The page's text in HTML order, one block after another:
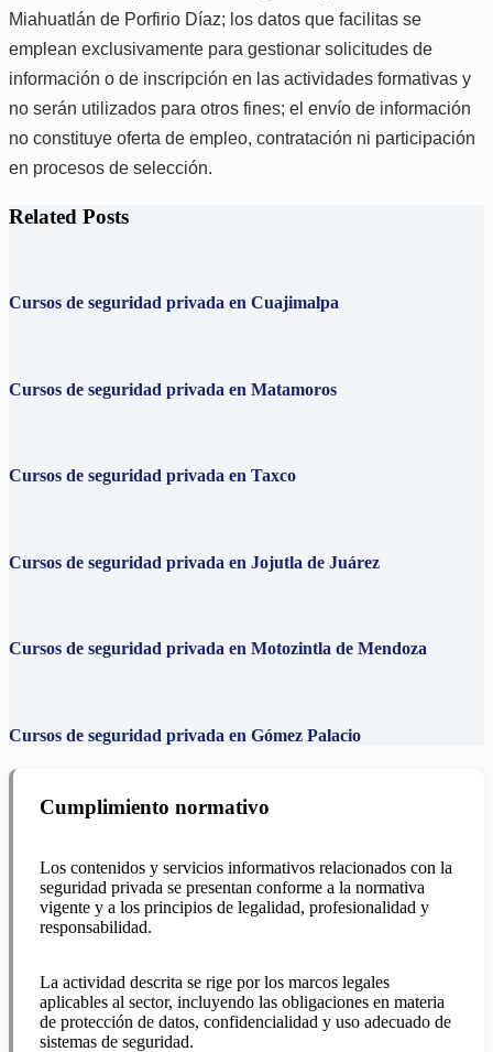
Miahuatlán de Porfirio Díaz; los datos que facilitas se
emplean exclusivamente para gestionar solicitudes de
información o de inscripción en las actividades formativas y
no serán utilizados para otros fines; el envío de información
no constituye oferta de empleo, contratación ni participación
en procesos de selección.
Related Posts
Cursos de seguridad privada en Cuajimalpa
Cursos de seguridad privada en Matamoros
Cursos de seguridad privada en Taxco
Cursos de seguridad privada en Jojutla de Juárez
Cursos de seguridad privada en Motozintla de Mendoza
Cursos de seguridad privada en Gómez Palacio
Cumplimiento normativo
Los contenidos y servicios informativos relacionados con la
seguridad privada se presentan conforme a la normativa
vigente y a los principios de legalidad, profesionalidad y
responsabilidad.
La actividad descrita se rige por los marcos legales
aplicables al sector, incluyendo las obligaciones en materia
de protección de datos, confidencialidad y uso adecuado de
sistemas de seguridad.